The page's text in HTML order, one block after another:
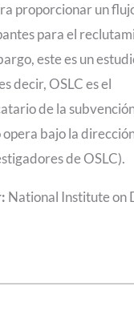
proporcionar un
para el
este es un
decir, OSLC es el
de la
bajo la
de OSLC).
National Institute on